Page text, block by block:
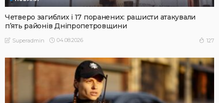
Четверо загиблих і 17 поранених: рашисти атакували
п’ять районів Дніпропетровщини
Superadmin 04.08.2026 127